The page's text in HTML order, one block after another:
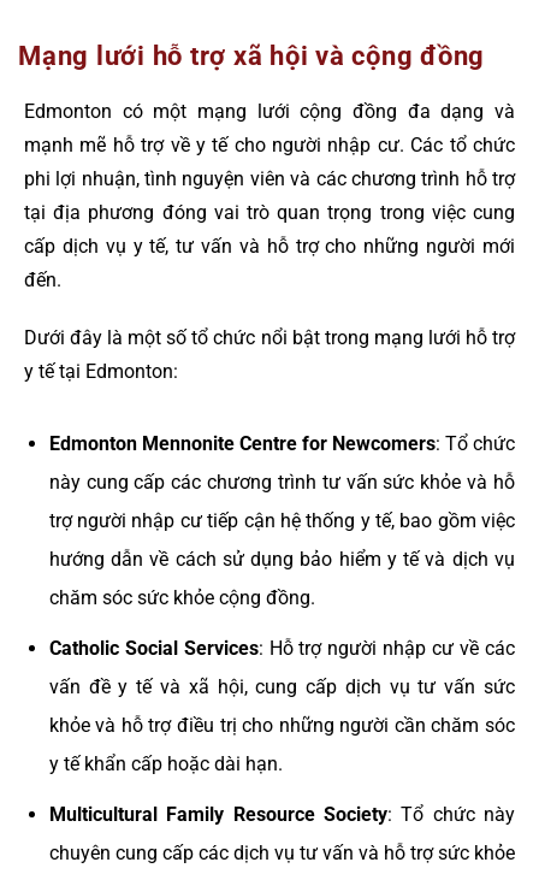
Mạng lưới hỗ trợ xã hội và cộng đồng
Edmonton có một mạng lưới cộng đồng đa dạng và
mạnh mẽ hỗ trợ về y tế cho người nhập cư. Các tổ chức
phi lợi nhuận, tình nguyện viên và các chương trình hỗ trợ
tại địa phương đóng vai trò quan trọng trong việc cung
cấp dịch vụ y tế, tư vấn và hỗ trợ cho những người mới
đến.
Dưới đây là một số tổ chức nổi bật trong mạng lưới hỗ trợ
y tế tại Edmonton:
Edmonton Mennonite Centre for Newcomers: Tổ chức
này cung cấp các chương trình tư vấn sức khỏe và hỗ
trợ người nhập cư tiếp cận hệ thống y tế, bao gồm việc
hướng dẫn về cách sử dụng bảo hiểm y tế và dịch vụ
chăm sóc sức khỏe cộng đồng.
Catholic Social Services: Hỗ trợ người nhập cư về các
vấn đề y tế và xã hội, cung cấp dịch vụ tư vấn sức
khỏe và hỗ trợ điều trị cho những người cần chăm sóc
y tế khẩn cấp hoặc dài hạn.
Multicultural Family Resource Society: Tổ chức này
chuyên cung cấp các dịch vụ tư vấn và hỗ trợ sức khỏe